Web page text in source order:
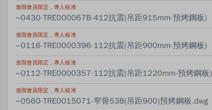
進階會員限定，專人核准
~0430-TRE000067B-412抗震(吊距915mm-預烤鋼板)
進階會員限定，專人核准
~0116-TRE0000396-112抗震(吊距900mm-預烤鋼板)
進階會員限定，專人核准
~0112-TRE0000357-112抗震(吊距1220mm-預烤鋼板)
進階會員限定，專人核准
~0560-TRE0015071-窄骨538(吊距900)預烤鋼板.dwg